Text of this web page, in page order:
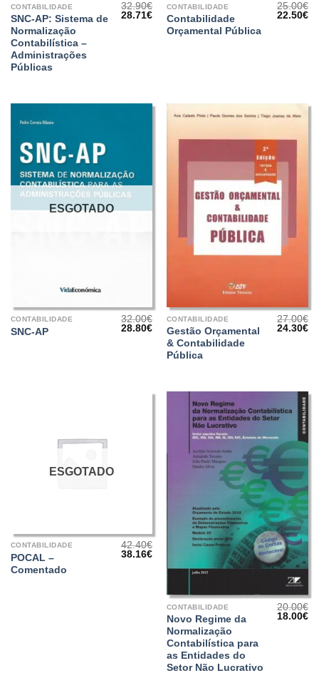
CONTABILIDADE
SNC-AP: Sistema de
Normalização
Contabilística –
Administrações
Públicas
32.90€
O
28.71€O
preço
atual
CONTABILIDADE
Contabilidade
Orçamental Pública
25.00€
O
22.50€O
ESGOTADO
CONTABILIDADE
SNC-AP
32.00€
O
28.80€O
preço
atual
CONTABILIDADE
Gestão Orçamental
& Contabilidade
Pública
27.00€
O
24.30€O
ESGOTADO
CONTABILIDADE
POCAL –
Comentado
42.40€
O
38.16€O
atual
CONTABILIDADE
Novo Regime da
Normalização
Contabilística para
as Entidades do
Setor Não Lucrativo
20.00€
O
18.00€O